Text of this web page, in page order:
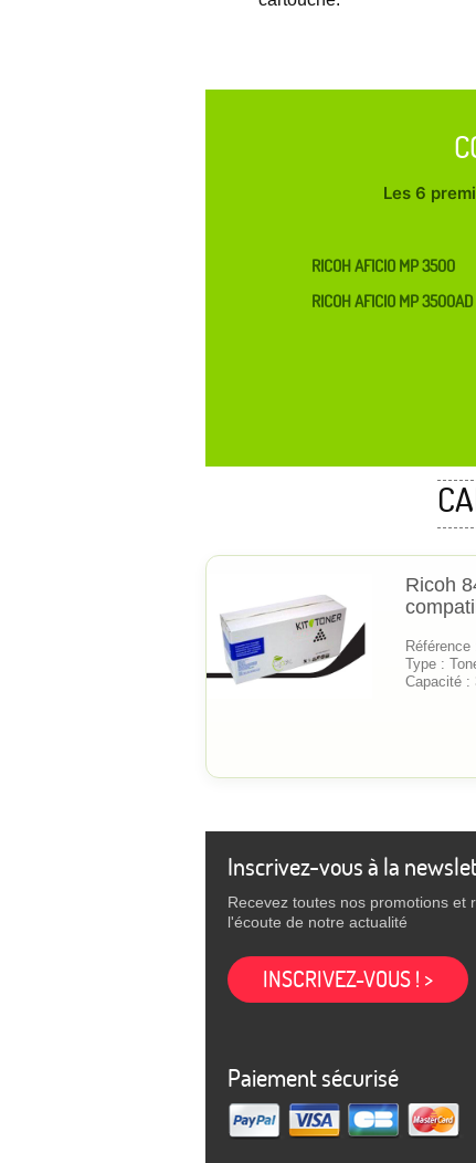
Les 6
RICOH AFICIO MP 3500
RICOH AFICIO MP 3500AD
Ricoh
Référence
Type :
Capacité :
Inscrivez-vous à la
Recevez toutes nos promotions et
l'écoute de notre actualité
INSCRIVEZ-VOUS ! >
Paiement sécurisé